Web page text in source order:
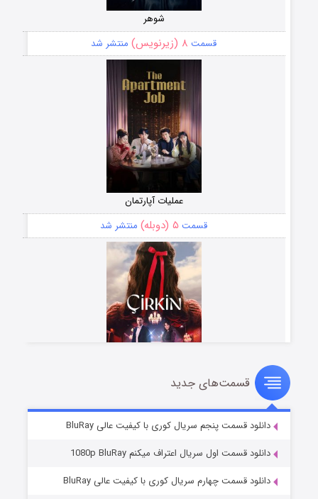
شوهر
قسمت ۸ (زیرنویس) منتشر شد
عملیات آپارتمان
قسمت ۵ (دوبله) منتشر شد
سریال زشت
قسمت۲ (زیرنویس) منتشر شد
قسمت‌های جدید
دانلود قسمت پنجم سریال کوری با کیفیت عالی BluRay
دانلود قسمت اول سریال اعتراف میکنم 1080p BluRay
دانلود قسمت چهارم سریال کوری با کیفیت عالی BluRay